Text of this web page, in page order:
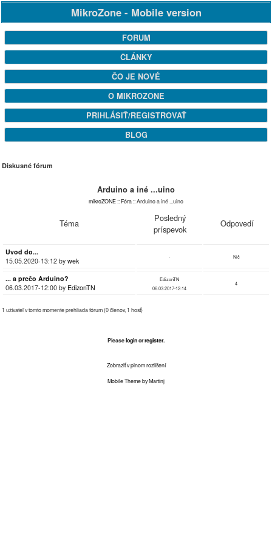
MikroZone - Mobile version
FORUM
ČLÁNKY
ČO JE NOVÉ
O MIKROZONE
PRIHLÁSIŤ/REGISTROVAŤ
BLOG
Diskusné fórum
Arduino a iné ...uino
mikroZONE::Fóra:: Arduino a iné ...uino
Téma
Posledný
príspevok
Odpovedí
Uvod do...
15.05.2020-13:12 by wek - Nič
... a prečo Arduino?
06.03.2017-12:00 by EdizonTN
EdizonTN
06.03.2017-12:14
4
1 užívateľ v tomto momente prehliada fórum (0 členov, 1 hosť)
Pleaseloginorregister.
Zobraziť v plnom rozlíšení
Mobile Theme by Martinj